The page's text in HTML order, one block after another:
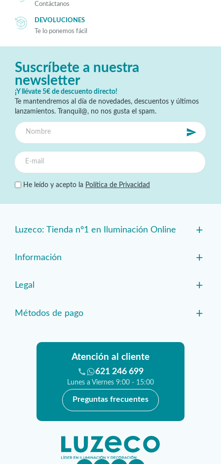
Contáctanos
DEVOLUCIONES
Te lo ponemos fácil
Suscríbete a nuestra
newsletter
¡Y llévate 5€ de descuento directo!
Te mantendremos al día de novedades, descuentos y últimos
lanzamientos. Tranquil@, no nos gusta el spam.
He leído y acepto la Política de Privacidad
Luzeco: Tienda nº1 en Iluminación Online +
Información +
Legal +
Métodos de pago +
Atención al cliente
621 246 699
Lunes a Viernes 9:00 - 15:00
Preguntas frecuentes